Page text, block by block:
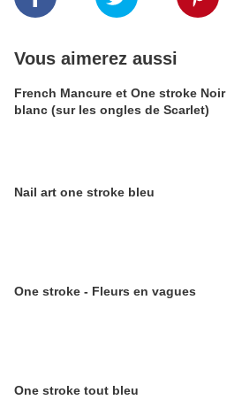
Vous aimerez aussi
French Mancure et One stroke
blanc (sur les ongles de Scarlet)
Nail art one stroke bleu
One stroke - Fleurs en vagues
One stroke tout bleu